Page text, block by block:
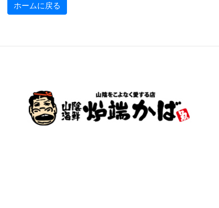
ホームに戻る